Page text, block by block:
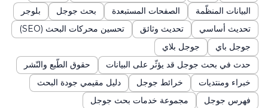
البيانات المنظّمة
الصفحات المستبعدة بحث جوجل
بلوجر
تحديث أساسي
تحديث وثائق
تحسين محركات البحث (SEO)
جوجل باي
جوجل بلاي
حدث في بحث جوجل قد يؤثّر على البيانات
حقوق الطّبع والنّشر
خبراء ومنتديات
خرائط جوجل
دليل مقيمي جودة البحث
فهرس جوجل
مجموعة خدمات بحث جوجل